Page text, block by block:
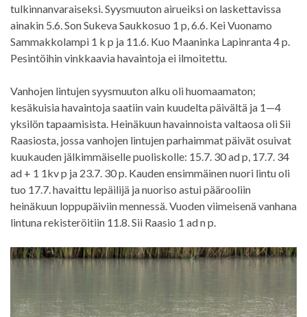
tulkinnanvaraiseksi. Syysmuuton airueiksi on laskettavissa
ainakin 5.6. Son Sukeva Saukkosuo 1 p, 6.6. Kei Vuonamo
Sammakkolampi 1 k p ja 11.6. Kuo Maaninka Lapinranta 4 p.
Pesintöihin vinkkaavia havaintoja ei ilmoitettu.
Vanhojen lintujen syysmuuton alku oli huomaamaton;
kesäkuisia havaintoja saatiin vain kuudelta päivältä ja 1—4
yksilön tapaamisista. Heinäkuun havainnoista valtaosa oli Sii
Raasiosta, jossa vanhojen lintujen parhaimmat päivät osuivat
kuukauden jälkimmäiselle puoliskolle: 15.7. 30 ad p, 17.7. 34
ad + 1 1kv p ja 23.7. 30 p. Kauden ensimmäinen nuori lintu oli
tuo 17.7. havaittu lepäilijä ja nuoriso astui päärooliin
heinäkuun loppupäiviin mennessä. Vuoden viimeisenä vanhana
lintuna rekisteröitiin 11.8. Sii Raasio 1 ad n p.